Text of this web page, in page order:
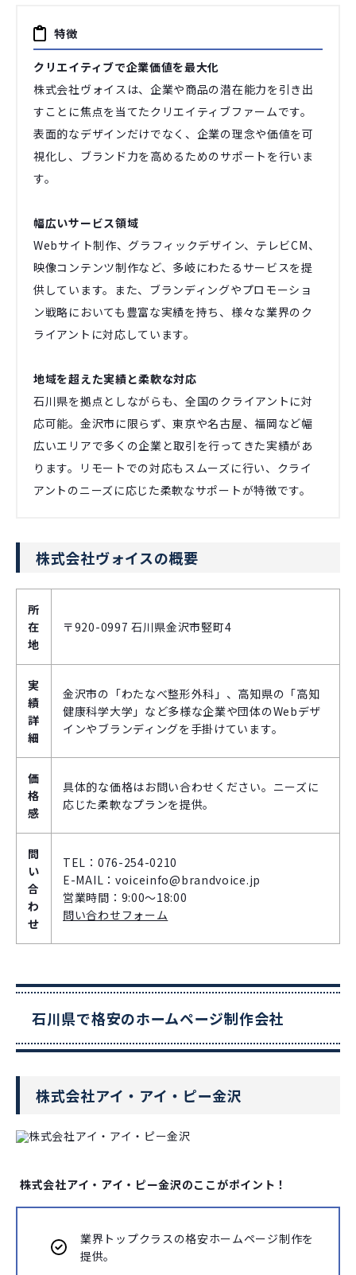
特徴
クリエイティブで企業価値を最大化
株式会社ヴォイスは、企業や商品の潜在能力を引き出
すことに焦点を当てたクリエイティブファームです。
表面的なデザインだけでなく、企業の理念や価値を可
視化し、ブランド力を高めるためのサポートを行いま
す。
幅広いサービス領域
Webサイト制作、グラフィックデザイン、テレビCM、
映像コンテンツ制作など、多岐にわたるサービスを提
供しています。また、ブランディングやプロモーショ
ン戦略においても豊富な実績を持ち、様々な業界のク
ライアントに対応しています。
地域を超えた実績と柔軟な対応
石川県を拠点としながらも、全国のクライアントに対
応可能。金沢市に限らず、東京や名古屋、福岡など幅
広いエリアで多くの企業と取引を行ってきた実績があ
ります。リモートでの対応もスムーズに行い、クライ
アントのニーズに応じた柔軟なサポートが特徴です。
株式会社ヴォイスの概要
所
在
地
〒920-0997 石川県金沢市竪町4
実
績
詳
細
金沢市の「わたなべ整形外科」、高知県の「高知
健康科学大学」など多様な企業や団体のWebデザ
インやブランディングを手掛けています。
価
格
感
具体的な価格はお問い合わせください。ニーズに
応じた柔軟なプランを提供。
問
い
合
わ
せ
TEL：076-254-0210
E-MAIL：voiceinfo@brandvoice.jp
営業時間：9:00～18:00
問い合わせフォーム
石川県で格安のホームページ制作会社
株式会社アイ・アイ・ピー金沢
株式会社アイ・アイ・ピー金沢のここがポイント！
業界トップクラスの格安ホームページ制作を
提供。